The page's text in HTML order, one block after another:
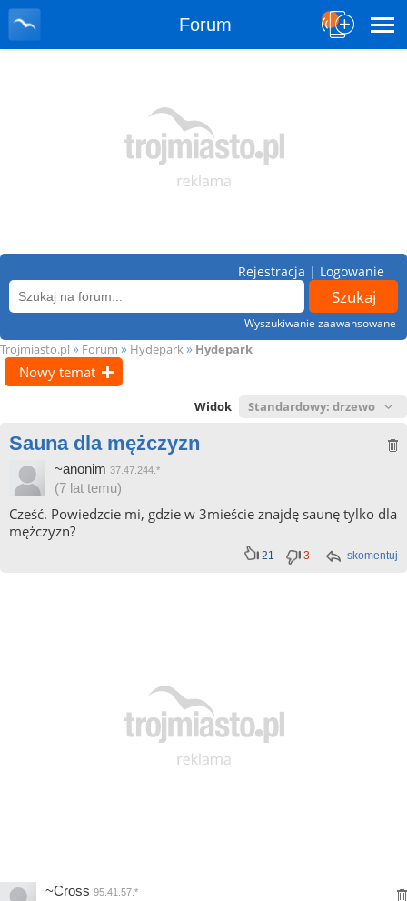
Forum
Wyszukiwanie zaawansowane
Rejestracja | Logowanie
Trojmiasto.pl » Forum » Hydepark» Hydepark
Nowy temat
Widok
Sauna dla mężczyzn
~anonim 37.47.244.*
(7 lat temu)
Cześć. Powiedzcie mi, gdzie w 3mieście znajdę saunę tylko dla
mężczyzn?
skomentuj
21 3
~Cross 95.41.57.*